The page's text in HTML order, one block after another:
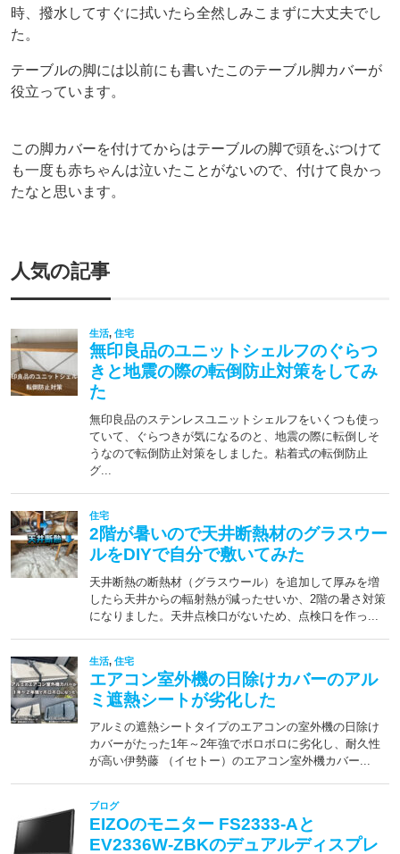
時、撥水してすぐに拭いたら全然しみこまずに大丈夫でし
た。
テーブルの脚には以前にも書いたこのテーブル脚カバーが
役立っています。
この脚カバーを付けてからはテーブルの脚で頭をぶつけて
も一度も赤ちゃんは泣いたことがないので、付けて良かっ
たなと思います。
人気の記事